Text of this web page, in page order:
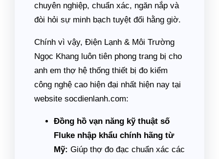
chuyên nghiệp, chuẩn xác, ngăn nắp và
đòi hỏi sự minh bạch tuyệt đối hằng giờ.
Chính vì vậy, Điện Lạnh & Môi Trường
Ngọc Khang luôn tiên phong trang bị cho
anh em thợ hệ thống thiết bị đo kiểm
công nghệ cao hiện đại nhất hiện nay tại
website socdienlanh.com:
Đồng hồ vạn năng kỹ thuật số
Fluke nhập khẩu chính hãng từ
Mỹ: Giúp thợ đo đạc chuẩn xác các